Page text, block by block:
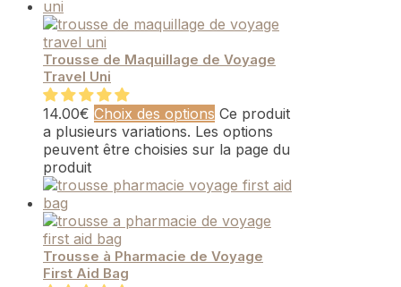
Trousse de Maquillage de Voyage
Travel Uni
14.00€ Choix des options Ce produit
a plusieurs variations. Les options
peuvent être choisies sur la page du
produit
Trousse à Pharmacie de Voyage
First Aid Bag